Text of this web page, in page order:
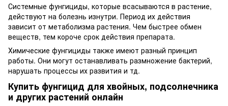
Системные фунгициды, которые всасываются в растение,
действуют на болезнь изнутри. Период их действия
зависит от метаболизма растения. Чем быстрее обмен
веществ, тем короче срок действия препарата.
Химические фунгициды также имеют разный принцип
работы. Они могут останавливать размножение бактерий,
нарушать процессы их развития и тд.
Купить фунгицид для хвойных, подсолнечника
и других растений онлайн